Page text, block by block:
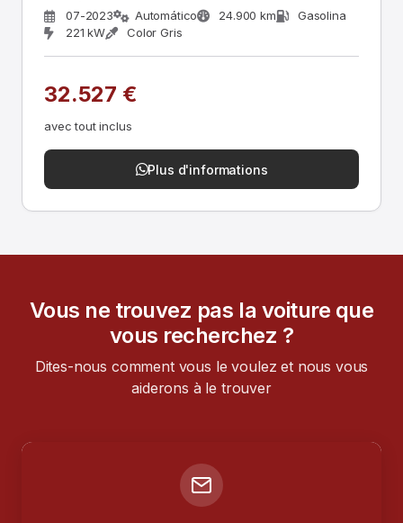
07-2023 Automático 24.900 km
Gasolina
221 kW
Color Gris
32.527 €
avec tout inclus
Plus d'informations
Vous ne trouvez pas la voiture que
vous recherchez ?
Dites-nous comment vous le voulez et nous vous
aiderons à le trouver